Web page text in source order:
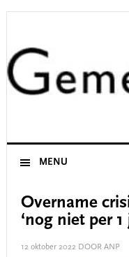
Skip
primary
navigation
Skip
content
Skip
primary
sidebar
Skip
footer
MENU
Overname
‘nog niet per 1
12 oktober 2022DOOR ANP